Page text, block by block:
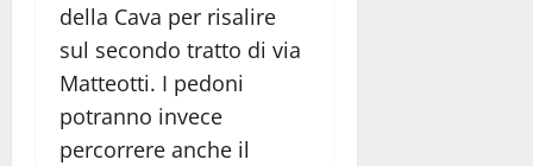
della Cava per risalire
sul secondo tratto di via
Matteotti. I pedoni
potranno invece
percorrere anche il